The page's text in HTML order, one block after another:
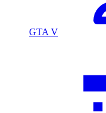
GTA V